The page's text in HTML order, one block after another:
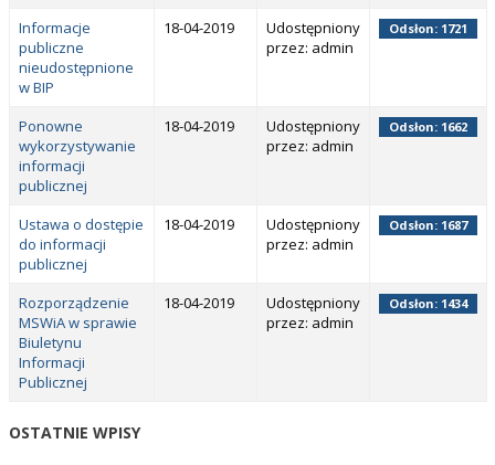
Informacje
publiczne
nieudostępnione
w BIP
18-04-2019
Udostępniony
przez: admin
Odsłon: 1721
Ponowne
wykorzystywanie
informacji
publicznej
18-04-2019
Udostępniony
przez: admin
Odsłon: 1662
Ustawa o dostępie
do informacji
publicznej
18-04-2019
Udostępniony
przez: admin
Odsłon: 1687
Rozporządzenie
MSWiA w sprawie
Biuletynu
Informacji
Publicznej
18-04-2019
Udostępniony
przez: admin
Odsłon: 1434
OSTATNIE WPISY